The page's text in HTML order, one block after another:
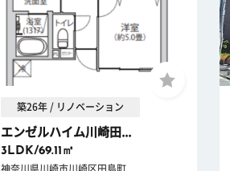
築26年 / リノベーション
エンゼルハイム川崎田...
3LDK/69.11㎡
神奈川県川崎市川崎区田島町